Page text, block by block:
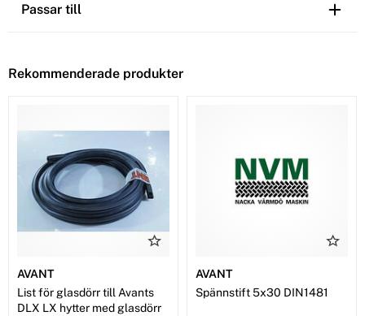
Passar till
Rekommenderade produkter
AVANT
List för glasdörr till Avants
DLX LX hytter med glasdörr
AVANT
Spännstift 5x30 DIN1481